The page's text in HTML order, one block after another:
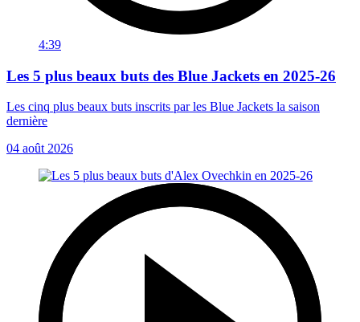
4:39
Les 5 plus beaux buts des Blue Jackets en 2025-26
Les cinq plus beaux buts inscrits par les Blue Jackets la saison
dernière
04 août 2026